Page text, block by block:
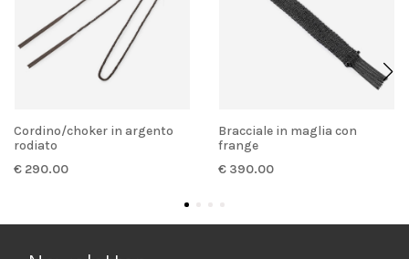
Cordino/choker in argento
rodiato
€ 290.00
Bracciale in maglia con
frange
€ 390.00